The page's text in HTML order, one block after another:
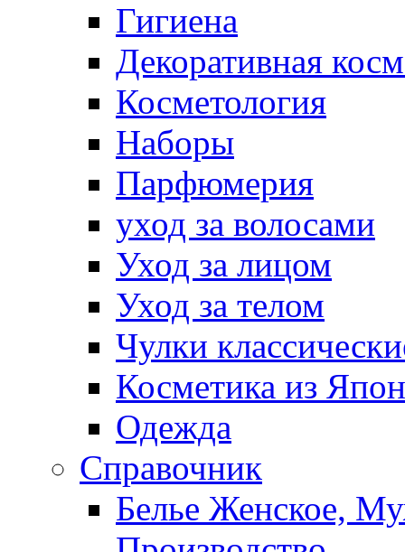
Гигиена
Декоративная
Косметология
Наборы
Парфюмерия
уход за волосами
Уход за лицом
Уход за телом
Чулки
Косметика из
Одежда
Справочник
Белье Женское,